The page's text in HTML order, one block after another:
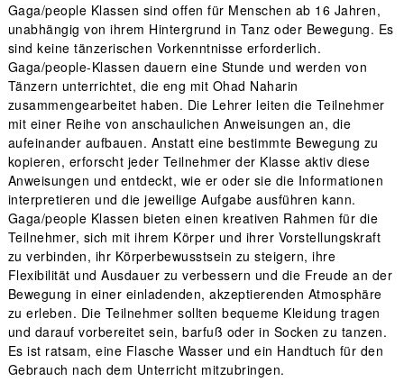
Gaga/people Klassen sind offen für Menschen ab 16 Jahren,
unabhängig von ihrem Hintergrund in Tanz oder Bewegung. Es
sind keine tänzerischen Vorkenntnisse erforderlich.
Gaga/people-Klassen dauern eine Stunde und werden von
Tänzern unterrichtet, die eng mit Ohad Naharin
zusammengearbeitet haben. Die Lehrer leiten die Teilnehmer
mit einer Reihe von anschaulichen Anweisungen an, die
aufeinander aufbauen. Anstatt eine bestimmte Bewegung zu
kopieren, erforscht jeder Teilnehmer der Klasse aktiv diese
Anweisungen und entdeckt, wie er oder sie die Informationen
interpretieren und die jeweilige Aufgabe ausführen kann.
Gaga/people Klassen bieten einen kreativen Rahmen für die
Teilnehmer, sich mit ihrem Körper und ihrer Vorstellungskraft
zu verbinden, ihr Körperbewusstsein zu steigern, ihre
Flexibilität und Ausdauer zu verbessern und die Freude an der
Bewegung in einer einladenden, akzeptierenden Atmosphäre
zu erleben. Die Teilnehmer sollten bequeme Kleidung tragen
und darauf vorbereitet sein, barfuß oder in Socken zu tanzen.
Es ist ratsam, eine Flasche Wasser und ein Handtuch für den
Gebrauch nach dem Unterricht mitzubringen.